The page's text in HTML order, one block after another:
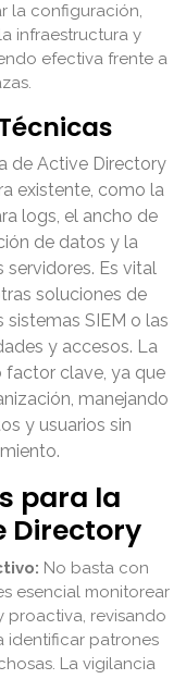
la configuración,
infraestructura y
efectiva frente a
de Active Directory
existente, como la
logs, el ancho de
de datos y la
Es vital
soluciones de
SIEM o las
y accesos. La
factor clave, ya que
manejando
y usuarios sin
para la
Directory
No basta con
esencial monitorear
proactiva, revisando
identificar patrones
La vigilancia